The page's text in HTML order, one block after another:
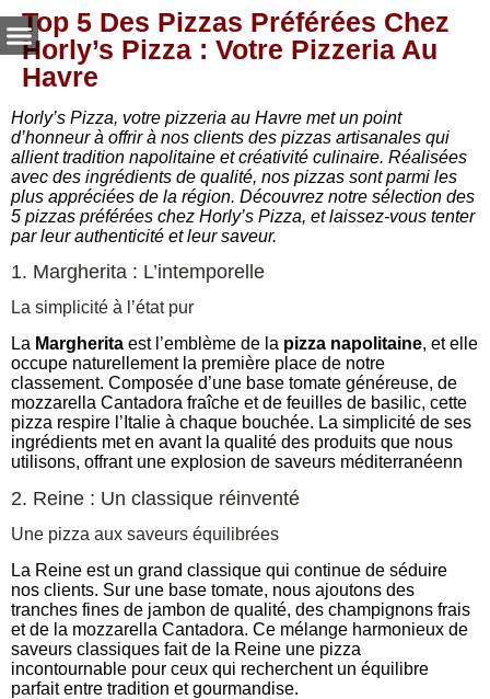
Top 5 Des Pizzas Préférées Chez
Horly’s Pizza : Votre Pizzeria Au
Havre
Horly’s Pizza, votre pizzeria au Havre met un point
d’honneur à offrir à nos clients des pizzas artisanales qui
allient tradition napolitaine et créativité culinaire. Réalisées
avec des ingrédients de qualité, nos pizzas sont parmi les
plus appréciées de la région. Découvrez notre sélection des
5 pizzas préférées chez Horly’s Pizza, et laissez-vous tenter
par leur authenticité et leur saveur.
1. Margherita : L’intemporelle
La simplicité à l’état pur
La Margherita est l’emblème de la pizza napolitaine, et elle
occupe naturellement la première place de notre
classement. Composée d’une base tomate généreuse, de
mozzarella Cantadora fraîche et de feuilles de basilic, cette
pizza respire l’Italie à chaque bouchée. La simplicité de ses
ingrédients met en avant la qualité des produits que nous
utilisons, offrant une explosion de saveurs méditerranéenn
2. Reine : Un classique réinventé
Une pizza aux saveurs équilibrées
La Reine est un grand classique qui continue de séduire
nos clients. Sur une base tomate, nous ajoutons des
tranches fines de jambon de qualité, des champignons frais
et de la mozzarella Cantadora. Ce mélange harmonieux de
saveurs classiques fait de la Reine une pizza
incontournable pour ceux qui recherchent un équilibre
parfait entre tradition et gourmandise.